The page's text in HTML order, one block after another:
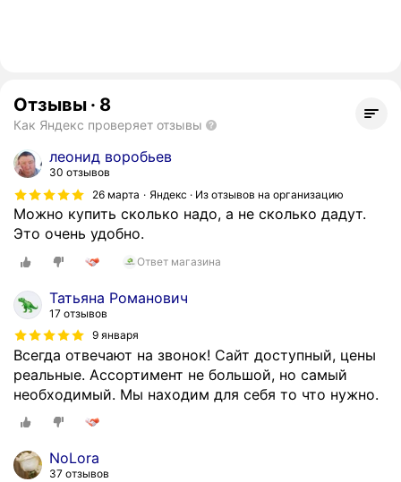
Отзывы · 8
Как Яндекс проверяет отзывы
леонид воробьев
30 отзывов
26 марта
Яндекс · Из отзывов на организацию
Можно купить сколько надо, а не сколько дадут.
Это очень удобно.
Ответ магазина
Татьяна Романович
17 отзывов
9 января
Всегда отвечают на звонок! Сайт доступный, цены
реальные. Ассортимент не большой, но самый
необходимый. Мы находим для себя то что нужно.
NoLora
37 отзывов